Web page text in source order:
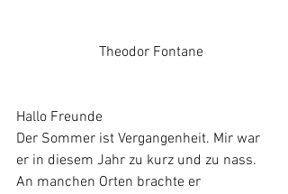
                       Theodor Fontane
Hallo Freunde
Der Sommer ist Vergangenheit. Mir war
er in diesem Jahr zu kurz und zu nass.
An manchen Orten brachte er